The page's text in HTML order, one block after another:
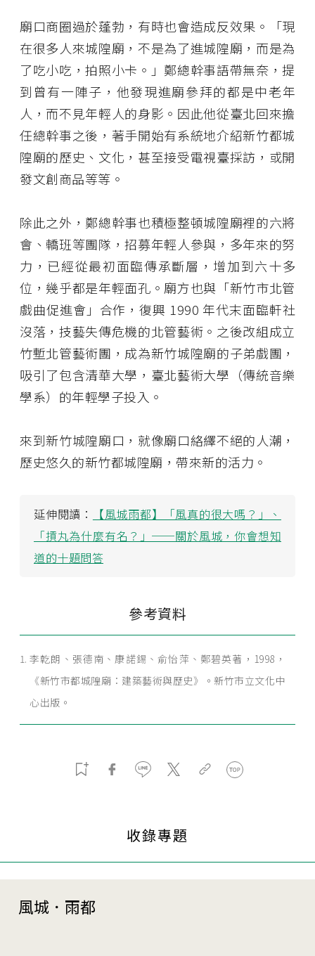
廟口商圈過於蓬勃，有時也會造成反效果。「現
在很多人來城隍廟，不是為了進城隍廟，而是為
了吃小吃，拍照小卡。」鄭總幹事語帶無奈，提
到曾有一陣子，他發現進廟參拜的都是中老年
人，而不見年輕人的身影。因此他從臺北回來擔
任總幹事之後，著手開始有系統地介紹新竹都城
隍廟的歷史、文化，甚至接受電視臺採訪，或開
發文創商品等等。
除此之外，鄭總幹事也積極整頓城隍廟裡的六將
會、轎班等團隊，招募年輕人參與，多年來的努
力，已經從最初面臨傳承斷層，增加到六十多
位，幾乎都是年輕面孔。廟方也與「新竹市北管
戲曲促進會」合作，復興 1990 年代末面臨軒社
沒落，技藝失傳危機的北管藝術。之後改組成立
竹塹北管藝術團，成為新竹城隍廟的子弟戲團，
吸引了包含清華大學，臺北藝術大學（傳統音樂
學系）的年輕學子投入。
來到新竹城隍廟口，就像廟口絡繹不絕的人潮，
歷史悠久的新竹都城隍廟，帶來新的活力。
延伸閱讀：
【風城雨都】「風真的很大嗎？」、
「摃丸為什麼有名？」──關於風城，你會想知
道的十題問答
參考資料
李亁朗、張德南、康諾錫、俞怡萍、鄭碧英著，1998，
《新竹市都城隍廟：建築藝術與歷史》。新竹市立文化中
心出版。
收錄專題
風城．雨都